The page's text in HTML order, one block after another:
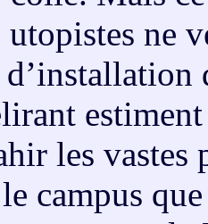
utopistes ne
les
campus